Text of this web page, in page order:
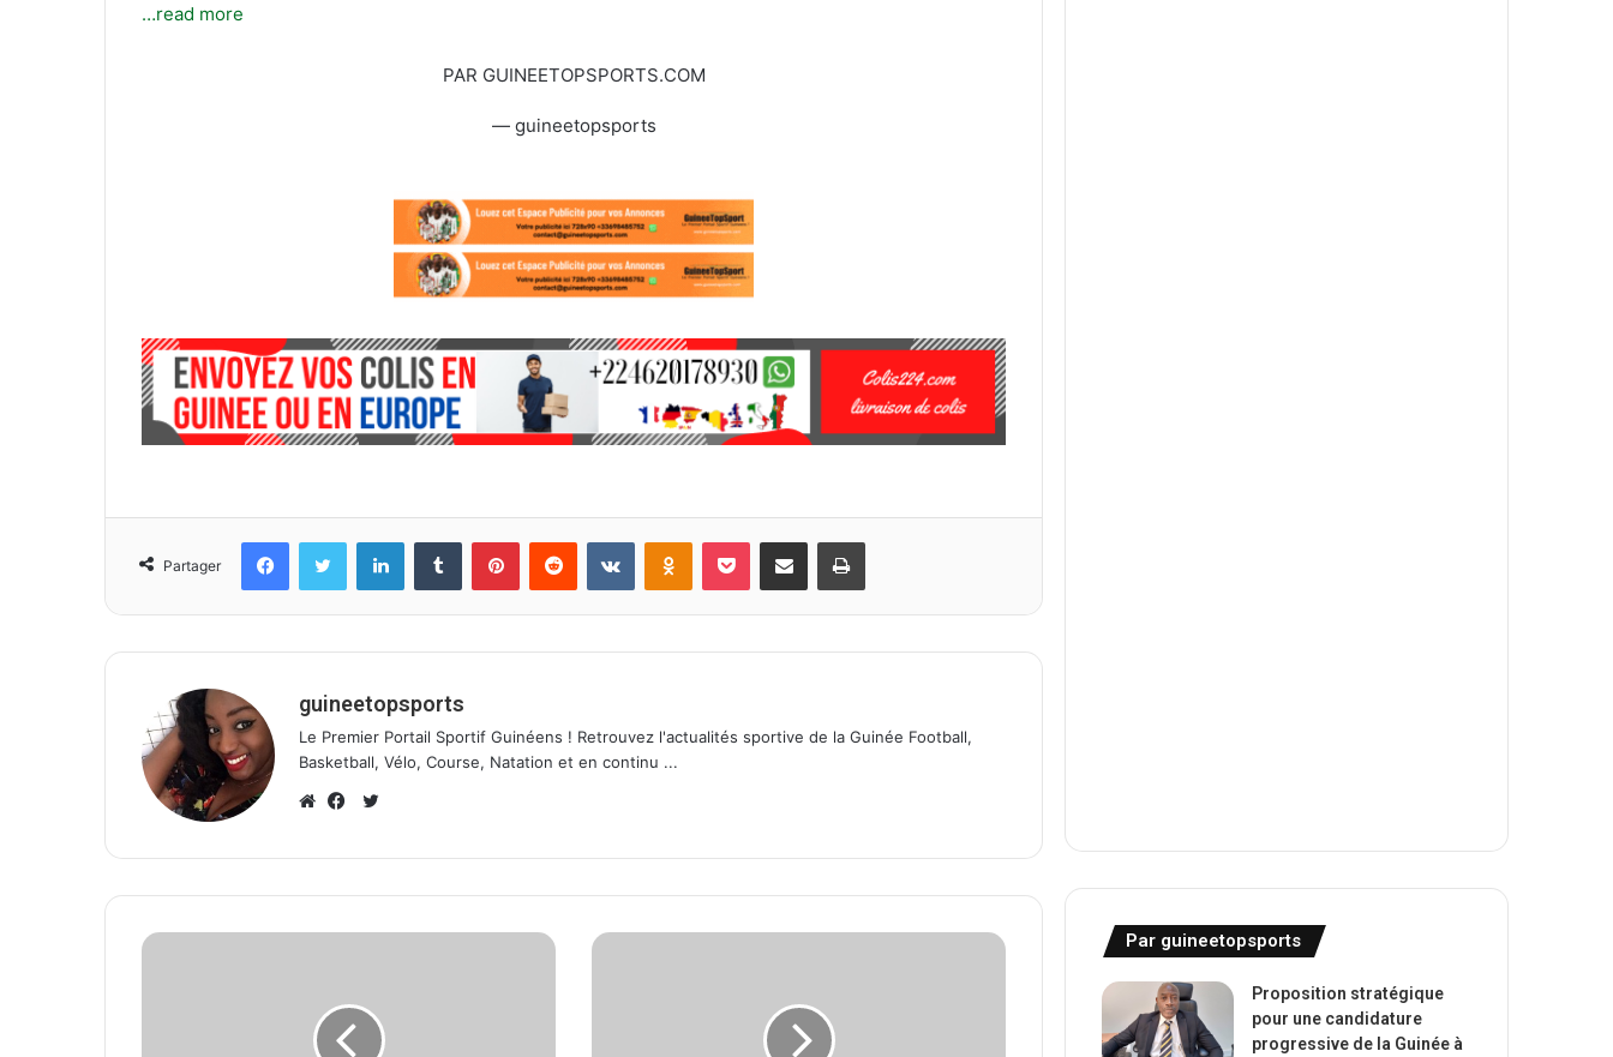
…read more
PAR GUINEETOPSPORTS.COM
— guineetopsports
Partager
guineetopsports
Le Premier Portail Sportif Guinéens ! Retrouvez l'actualités sportive de la Guinée Football,
Basketball, Vélo, Course, Natation et en continu ...
e
a
o
k
i
Par guineetopsports
Proposition stratégique
pour une candidature
progressive de la Guinée à